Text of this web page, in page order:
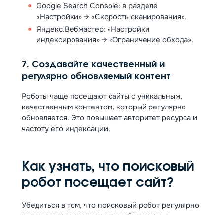
Google Search Console: в разделе
«Настройки» → «Скорость сканирования».
Яндекс.Вебмастер: «Настройки
индексирования» → «Ограничение обхода».
7. Создавайте качественный и
регулярно обновляемый контент
Роботы чаще посещают сайты с уникальным,
качественным контентом, который регулярно
обновляется. Это повышает авторитет ресурса и
частоту его индексации.
Как узнать, что поисковый
робот посещает сайт?
Убедиться в том, что поисковый робот регулярно